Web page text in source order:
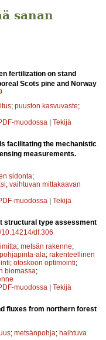
sanan
fertilization on stand
Scots pine and Norway
; puuston kasvuvaste;
muodossa | Tekijä
facilitating the mechanistic
measurements.
sidonta;
; vaihtuvan mittakaavan
muodossa | Tekijä
structural type assessment
df.306
; metsän rakenne;
ala; rakenteellinen
; otoskoon optimointi;
biomassa;
muodossa | Tekijä
fluxes from northern forest
; metsänpohja; haihtuva